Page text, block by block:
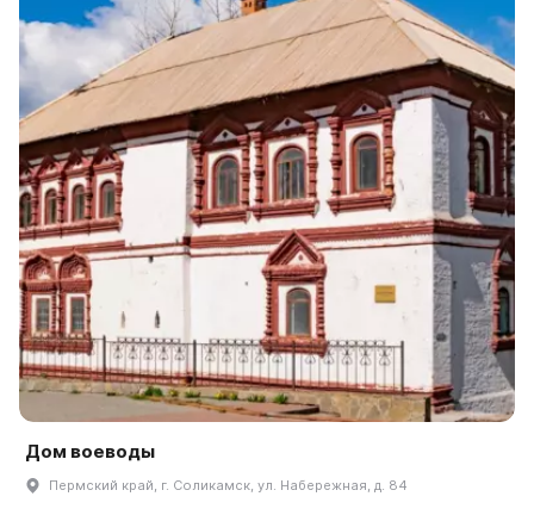
Дом воеводы
Пермский край, г. Соликамск, ул. Набережная, д. 84